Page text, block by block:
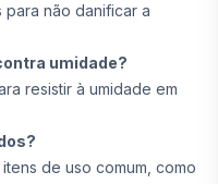
não danificar a
umidade?
resistir à umidade em
de uso comum, como